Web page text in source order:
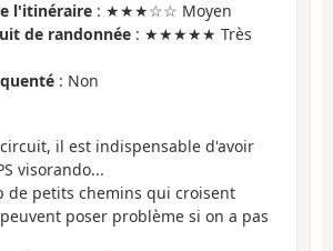
l'itinéraire : ★★★☆☆ Moyen
de randonnée : ★★★★★ Très
: Non
il est indispensable d'avoir
visorando...
de petits chemins qui croisent
poser problème si on a pas